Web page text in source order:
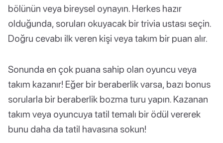
bölünün veya bireysel oynayın. Herkes hazır
olduğunda, soruları okuyacak bir trivia ustası seçin.
Doğru cevabı ilk veren kişi veya takım bir puan alır.
Sonunda en çok puana sahip olan oyuncu veya
takım kazanır! Eğer bir beraberlik varsa, bazı bonus
sorularla bir beraberlik bozma turu yapın. Kazanan
takım veya oyuncuya tatil temalı bir ödül vererek
bunu daha da tatil havasına sokun!